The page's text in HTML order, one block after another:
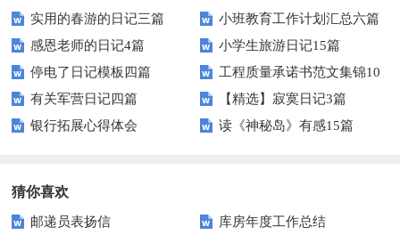
实用的春游的日记三篇
小班教育工作计划汇总六篇
感恩老师的日记4篇
小学生旅游日记15篇
停电了日记模板四篇
工程质量承诺书范文集锦10
篇
有关军营日记四篇
【精选】寂寞日记3篇
银行拓展心得体会
读《神秘岛》有感15篇
猜你喜欢
邮递员表扬信 库房年度工作总结